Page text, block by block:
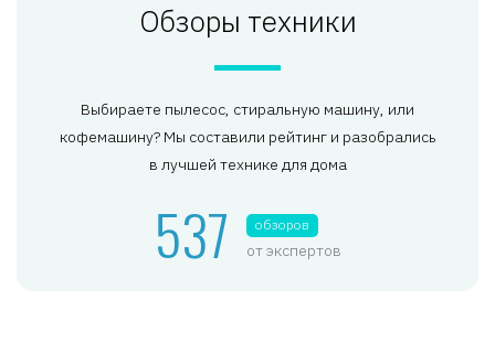
Обзоры техники
Выбираете пылесос, стиральную машину, или
кофемашину? Мы составили рейтинг и разобрались
в лучшей технике для дома
537 обзоров
от экспертов